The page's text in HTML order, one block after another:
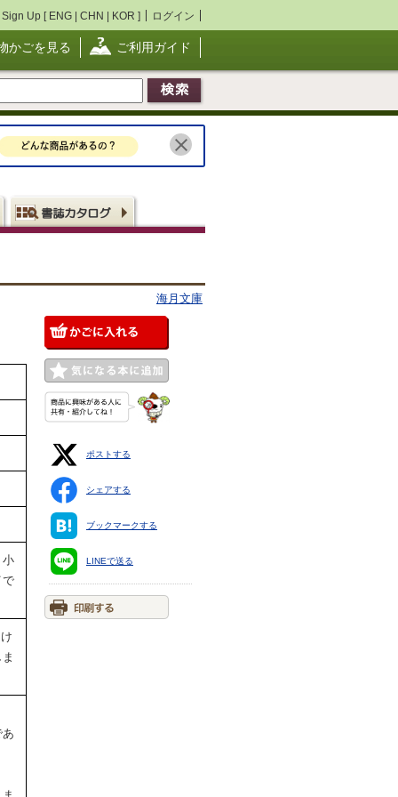
Sign Up [ ENG | CHN | KOR ] ログイン
かごを見る ご利用ガイド
海月文庫
小
で
ポストする
シェアする
ブックマークする
LINEで送る